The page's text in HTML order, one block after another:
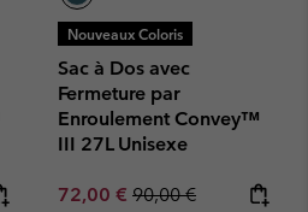
Nouveaux Coloris
Sac à Dos avec
Fermeture par
Enroulement Convey™
III 27L Unisexe
Sale price:
72,00 € Regular price:
90,00 €